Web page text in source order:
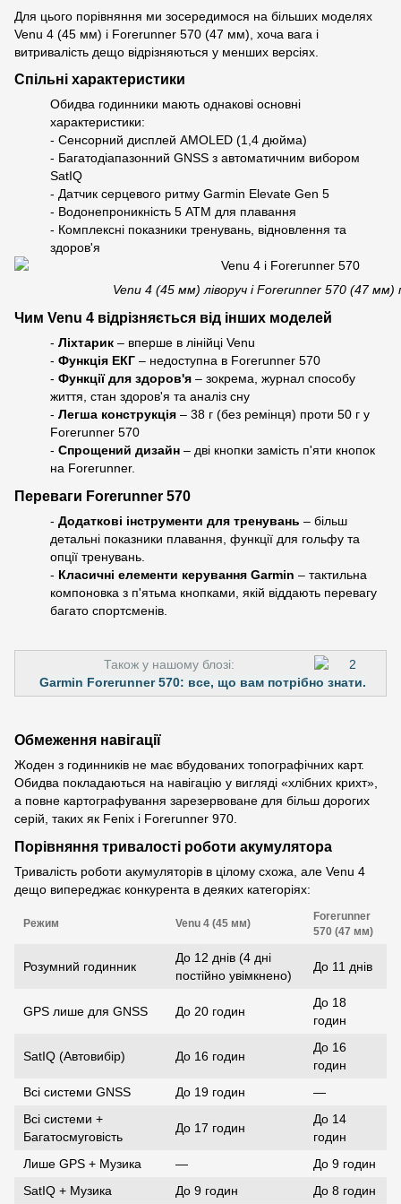
Для цього порівняння ми зосередимося на більших моделях
Venu 4 (45 мм) і Forerunner 570 (47 мм), хоча вага і
витривалість дещо відрізняються у менших версіях.
Спільні характеристики
Обидва годинники мають однакові основні
характеристики:
- Сенсорний дисплей AMOLED (1,4 дюйма)
- Багатодіапазонний GNSS з автоматичним вибором
SatIQ
- Датчик серцевого ритму Garmin Elevate Gen 5
- Водонепроникність 5 ATM для плавання
- Комплексні показники тренувань, відновлення та
здоров'я
Venu 4 (45 мм) ліворуч і Forerunner 570 (47 мм)
Чим Venu 4 відрізняється від інших моделей
- Ліхтарик – вперше в лінійці Venu
- Функція ЕКГ – недоступна в Forerunner 570
- Функції для здоров'я – зокрема, журнал способу
життя, стан здоров'я та аналіз сну
- Легша конструкція – 38 г (без ремінця) проти 50 г у
Forerunner 570
- Спрощений дизайн – дві кнопки замість п'яти кнопок
на Forerunner.
Переваги Forerunner 570
- Додаткові інструменти для тренувань – більш
детальні показники плавання, функції для гольфу та
опції тренувань.
- Класичні елементи керування Garmin – тактильна
компоновка з п'ятьма кнопками, якій віддають перевагу
багато спортсменів.
Також у нашому блозі:
Garmin Forerunner 570: все, що вам потрібно знати.
Обмеження навігації
Жоден з годинників не має вбудованих топографічних карт.
Обидва покладаються на навігацію у вигляді «хлібних крихт»,
а повне картографування зарезервоване для більш дорогих
серій, таких як Fenix і Forerunner 970.
Порівняння тривалості роботи акумулятора
Тривалість роботи акумуляторів в цілому схожа, але Venu 4
дещо випереджає конкурента в деяких категоріях:
Режим Venu 4 (45 мм)
Forerunner
570 (47 мм)
Розумний годинник
До 12 днів (4 дні
постійно увімкнено)
До 11 днів
GPS лише для GNSS До 20 годин
До 18
годин
SatIQ (Автовибір) До 16 годин
До 16
годин
Всі системи GNSS
До 19 годин
—
Всі системи +
Багатосмуговість
До 17 годин
До 14
годин
Лише GPS + Музика
—
До 9 годин
SatIQ + Музика
До 9 годин
До 8 годин